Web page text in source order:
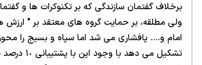
برخلاف گفتمان سازندگى كه بر تكنوكرات ها و
ولى مطلقه، بر حمايت گروه هاى معتقد بر " ارزش
تشكيل